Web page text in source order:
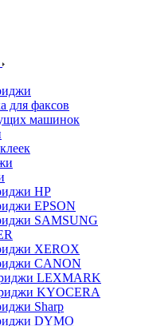
для факсов
машинок
HP
EPSON
SAMSUNG
XEROX
CANON
LEXMARK
KYOCERA
Sharp
DYMO